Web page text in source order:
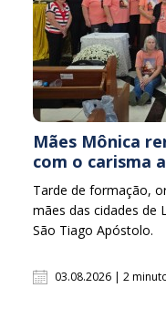
Mães Mônica
com o carisma
Tarde de formação,
mães das cidades de
São Tiago Apóstolo.
03.08.2026 | 2